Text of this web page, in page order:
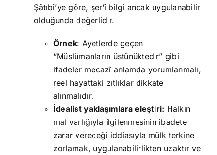
Şâtıbî’ye göre, şer‘î bilgi ancak uygulanabilir
olduğunda değerlidir.
Örnek: Ayetlerde geçen
“Müslümanların üstünüktedir” gibi
ifadeler mecazî anlamda yorumlanmalı,
reel hayattaki zıtlıklar dikkate
alınmalıdır.
İdealist yaklaşımlara eleştiri: Halkın
mal varlığıyla ilgilenmesinin ibadete
zarar vereceği iddiasıyla mülk terkine
zorlamak, uygulanabilirlikten uzaktır ve